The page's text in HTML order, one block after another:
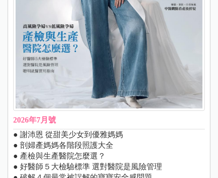
2026年7月號
● 謝沛恩 從甜美少女到優雅媽媽
● 剖婦產媽媽各階段照護大全
● 產檢與生產醫院怎麼選？
● 好醫師５大檢驗標準 選對醫院是風險管理